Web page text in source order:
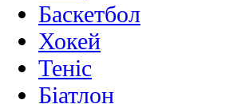
Баскетбол
Хокей
Теніс
Біатлон